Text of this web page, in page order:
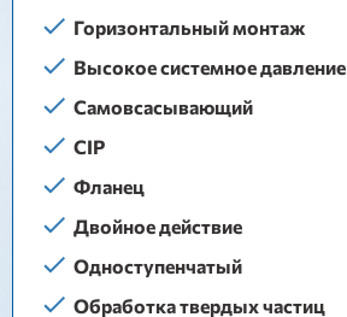
Горизонтальный монтаж
Высокое системное давление
Самовсасывающий
CIP
Фланец
Двойное действие
Одноступенчатый
Обработка твердых частиц